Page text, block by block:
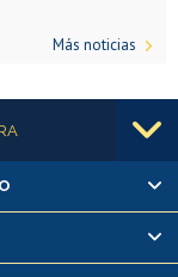
Más noticias